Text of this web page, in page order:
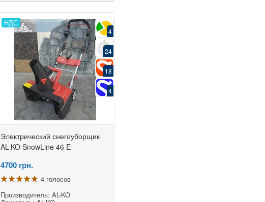
НДС
4
24
18
4
Электрический снегоуборщик
AL-KO SnowLine 46 E
4700 грн.
4 голосов
Производитель: AL-KO